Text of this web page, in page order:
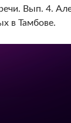
Вып. 4.
в Тамбове.